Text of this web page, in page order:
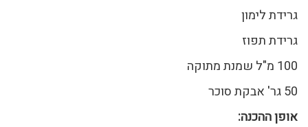
גרידת לימון
גרידת תפוז
100 מ"ל שמנת מתוקה
50 גר' אבקת סוכר
אופן ההכנה: